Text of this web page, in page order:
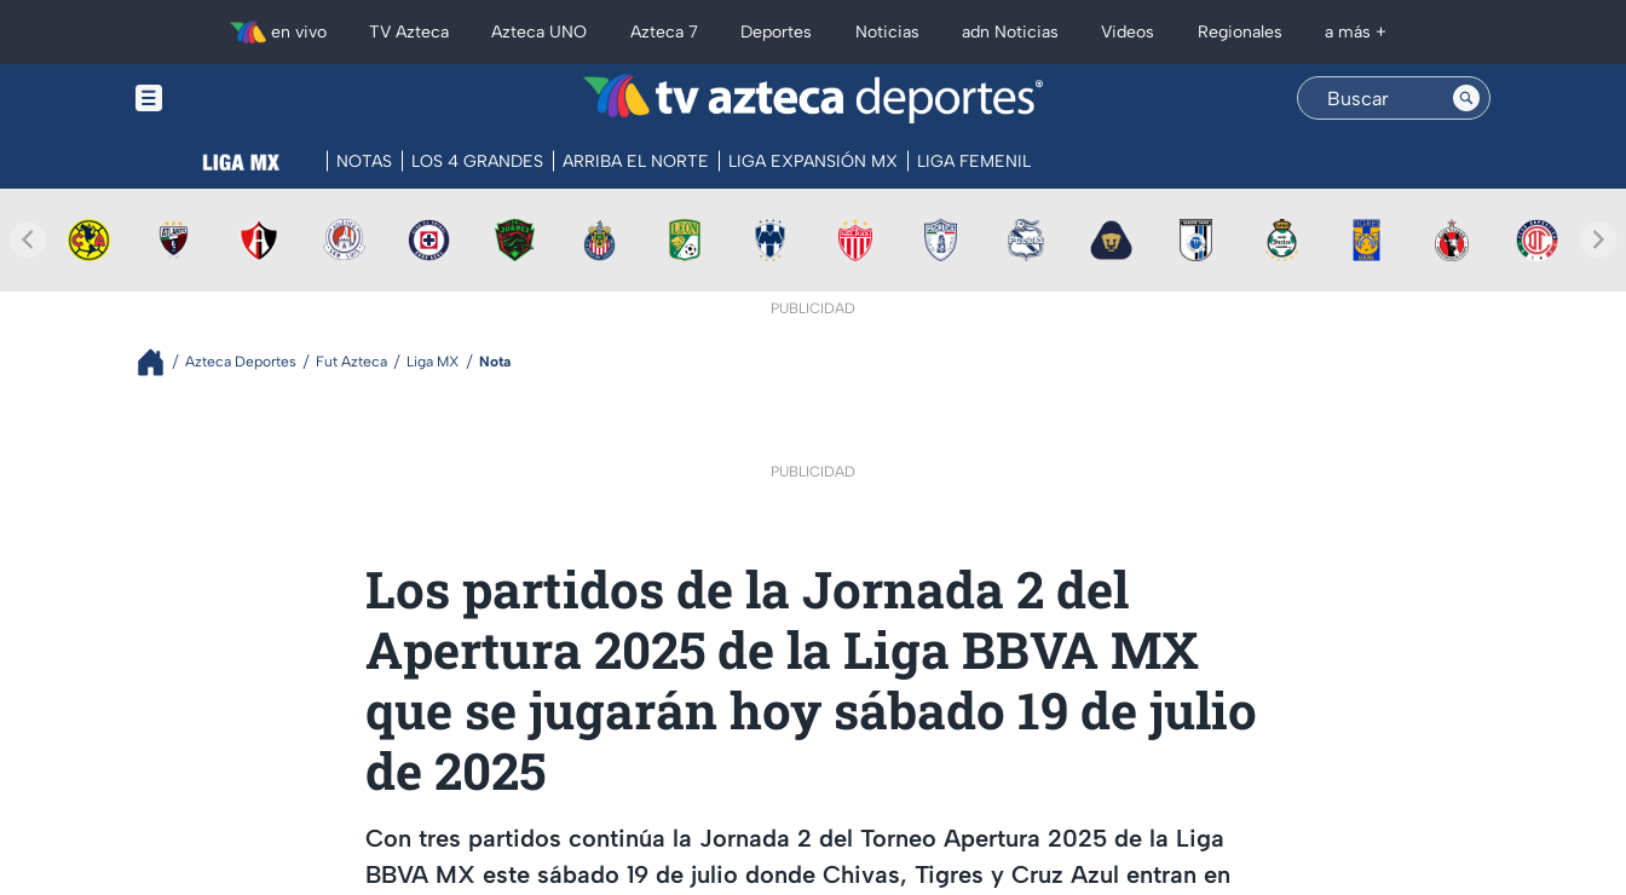
en vivo TV Azteca Azteca UNO Azteca 7 Deportes Noticias adn Noticias Videos Regionales a más +
NOTAS LOS 4 GRANDES ARRIBA EL NORTE LIGA EXPANSIÓN MX LIGA FEMENIL
PUBLICIDAD
Azteca Deportes Fut Azteca Liga MX Nota
PUBLICIDAD
Los partidos de la Jornada 2 del
Apertura 2025 de la Liga BBVA MX
que se jugarán hoy sábado 19 de julio
de 2025
Con tres partidos continúa la Jornada 2 del Torneo Apertura 2025 de la Liga
BBVA MX este sábado 19 de julio donde Chivas, Tigres y Cruz Azul entran en